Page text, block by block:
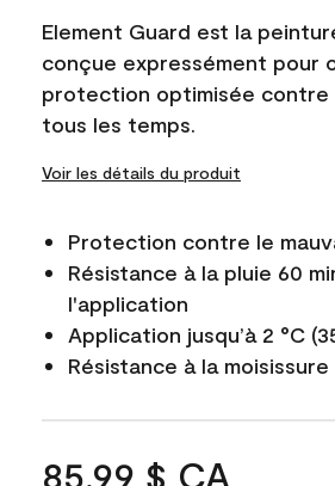
Element Guard est la
conçue expressément pour
protection optimisée contre
tous les temps.
Voir les détails du produit
Protection contre le
Résistance à la pluie 60
l'application
Application jusqu’à 2 °C
Résistance à la moisissure
85,99 $ CA